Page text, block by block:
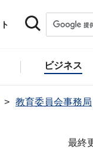
ビジネス
教育委員会事務局
最終